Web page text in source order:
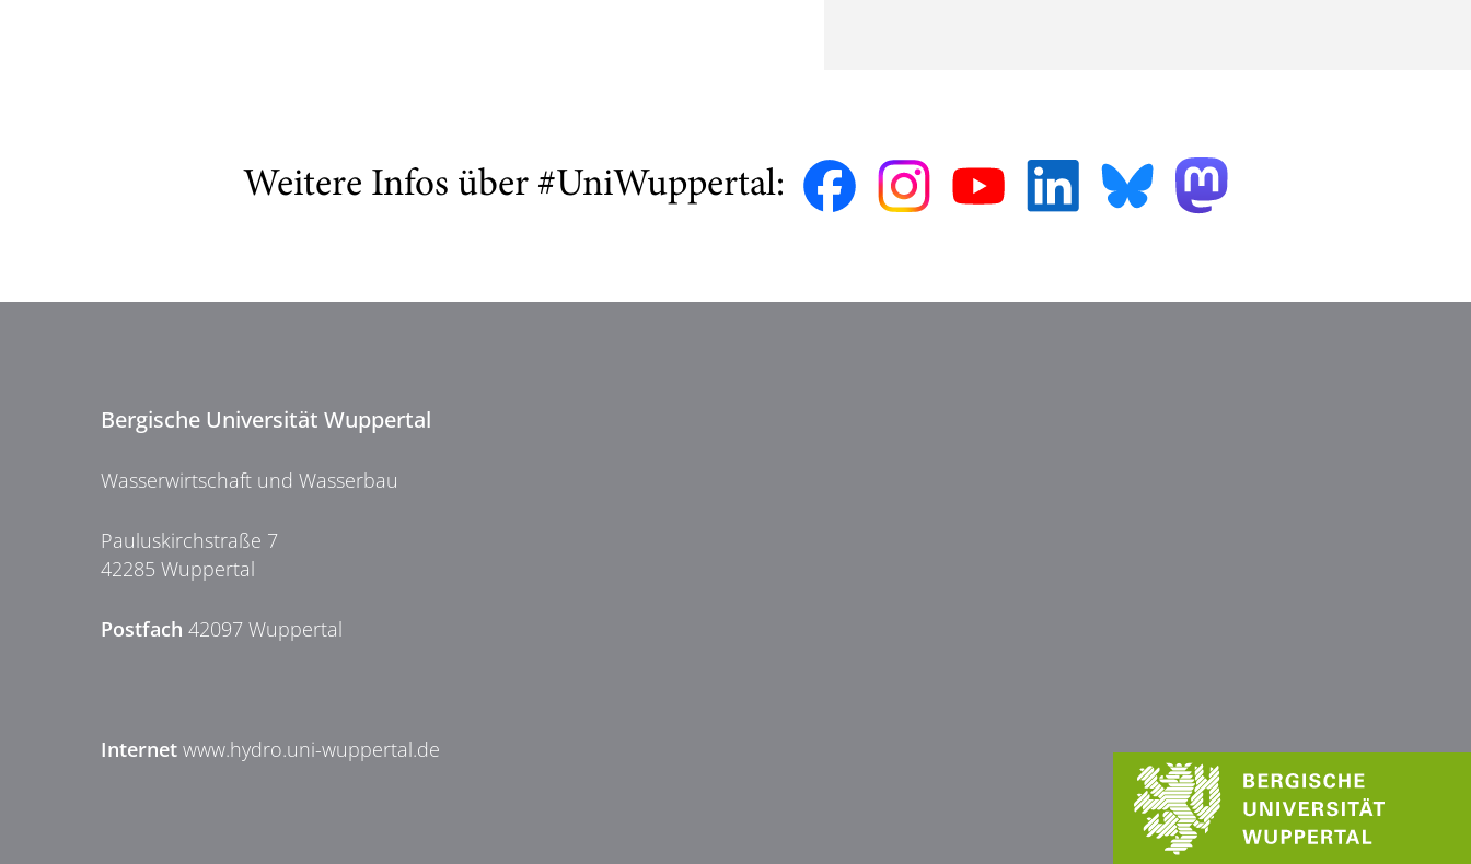
Weitere Infos über #UniWuppertal:
Bergische Universität Wuppertal
Wasserwirtschaft und Wasserbau
Pauluskirchstraße 7
42285 Wuppertal
Postfach 42097 Wuppertal
Internet www.hydro.uni-wuppertal.de